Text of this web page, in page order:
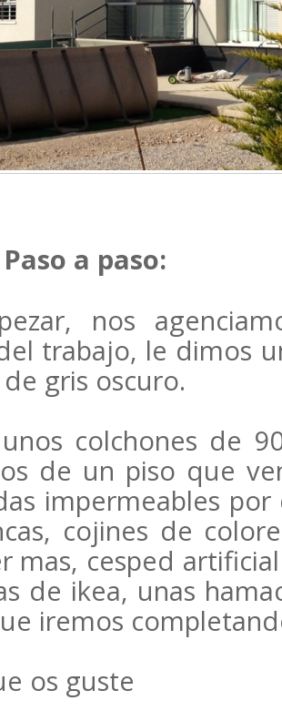
a paso:
nos
trabajo, le dimos
gris oscuro.
colchones de
de un piso que
impermeables
cojines de
mas, cesped
de ikea, unas
iremos
os guste